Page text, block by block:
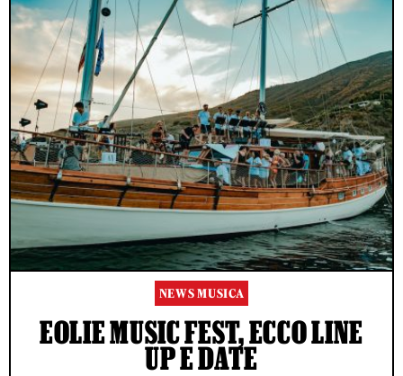
NEWS MUSICA
EOLIE MUSIC FEST, ECCO LINE
UP E DATE